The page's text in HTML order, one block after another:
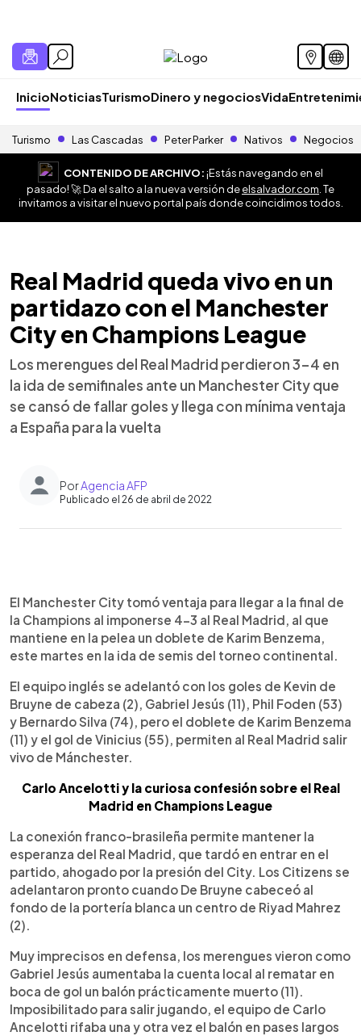
InicioNoticiasTurismoDinero y negociosVida
Turismo Las Cascadas Peter Parker Nativos Negocios
CONTENIDO DE ARCHIVO:¡Estás navegando en el
pasado! 🚀 Da el salto a la nueva versión deelsalvador.com . Te
invitamos a visitar el nuevo portal país donde coincidimos todos.
Real Madrid queda vivo en un
partidazo con el Manchester
City en Champions League
Los merengues del Real Madrid perdieron 3-4 en
la ida de semifinales ante un Manchester City que
se cansó de fallar goles y llega con mínima ventaja
a España para la vuelta
PorAgencia AFP
Publicado el 26 de abril de 2022
► Escuchar artículo
El Manchester City tomó ventaja para llegar a la final de
la Champions al imponerse 4-3 al Real Madrid, al que
mantiene en la pelea un doblete de Karim Benzema,
este martes en la ida de semis del torneo continental.
El equipo inglés se adelantó con los goles de Kevin de
Bruyne de cabeza (2), Gabriel Jesús (11), Phil Foden (53)
y Bernardo Silva (74), pero el doblete de Karim Benzema
(11) y el gol de Vinicius (55), permiten al Real Madrid salir
vivo de Mánchester.
Carlo Ancelotti y la curiosa confesión sobre el Real
Madrid en Champions League
La conexión franco-brasileña permite mantener la
esperanza del Real Madrid, que tardó en entrar en el
partido, ahogado por la presión del City. Los Citizens se
adelantaron pronto cuando De Bruyne cabeceó al
fondo de la portería blanca un centro de Riyad Mahrez
(2).
Muy imprecisos en defensa, los merengues vieron como
Gabriel Jesús aumentaba la cuenta local al rematar en
boca de gol un balón prácticamente muerto (11).
Imposibilitado para salir jugando, el equipo de Carlo
Ancelotti rifaba una y otra vez el balón en pases largos